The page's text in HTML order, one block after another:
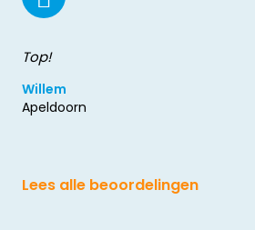
Top!
Willem
Apeldoorn
Lees alle beoordelingen